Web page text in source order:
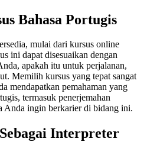
Bahasa Portugis
mulai dari kursus online
ini dapat disesuaikan dengan
apakah itu untuk perjalanan,
Memilih kursus yang tepat sangat
mendapatkan pemahaman yang
termasuk penerjemahan
Anda ingin berkarier di bidang ini.
Interpreter